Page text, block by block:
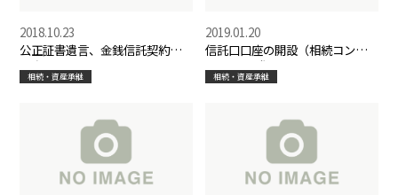
公正証書遺言、金銭信託契約の
打合せ
2018.10.23
相続・資産承継
信託口口座の開設（相続コンサ
ルティング）
2019.01.20
相続・資産承継